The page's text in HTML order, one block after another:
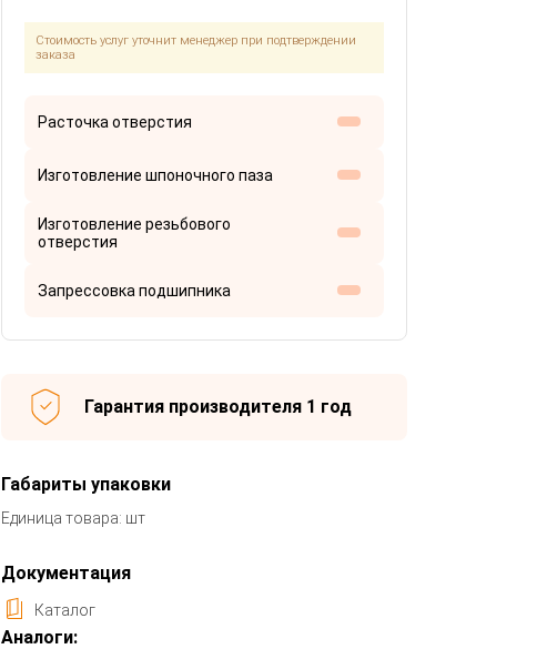
Стоимость услуг уточнит менеджер при подтверждении
заказа
Расточка отверстия
Изготовление шпоночного паза
Изготовление резьбового
отверстия
Запрессовка подшипника
Гарантия производителя 1 год
Габариты упаковки
Единица товара: шт
Документация
Каталог
Аналоги: